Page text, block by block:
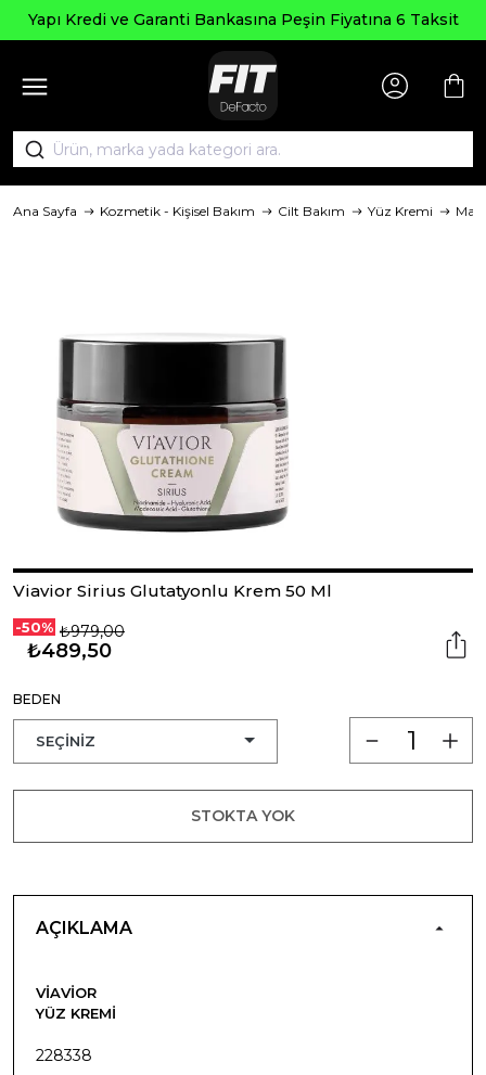
Yapı Kredi ve Garanti Bankasına Peşin Fiyatına 6 Taksit
Ana Sayfa Kozmetik - Kişisel Bakım Cilt Bakım Yüz Kremi
Viavior Sirius Glutatyonlu Krem 50 Ml
-50% ₺979,00
₺489,50
BEDEN
STOKTA YOK
AÇIKLAMA
VIAVIOR
YÜZ KREMI
228338